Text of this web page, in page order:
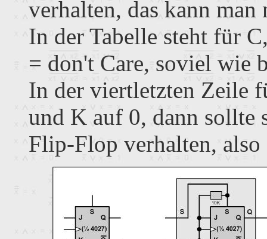
verhalten, das kann man
In der Tabelle steht für
= don't Care, soviel wie
In der viertletzten Zeile
und K auf 0, dann sollte
Flip-Flop verhalten, also